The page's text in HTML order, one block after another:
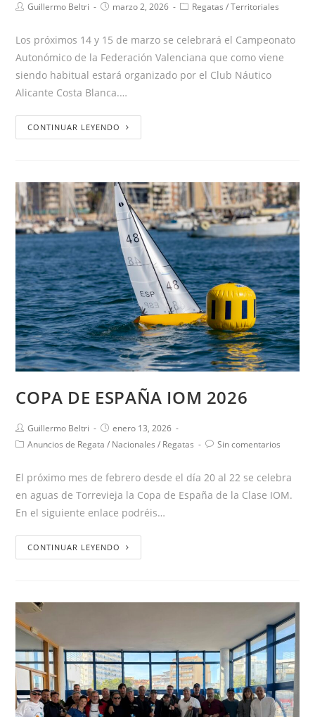
Guillermo Beltri marzo 2, 2026 Regatas / Territoriales
Los próximos 14 y 15 de marzo se celebrará el Campeonato
Autonómico de la Federación Valenciana que como viene
siendo habitual estará organizado por el Club Náutico
Alicante Costa Blanca.…
CONTINUAR LEYENDO
COPA DE ESPAÑA IOM 2026
Guillermo Beltri
enero 13, 2026
Anuncios de Regata / Nacionales / Regatas Sin comentarios
El próximo mes de febrero desde el día 20 al 22 se celebra
en aguas de Torrevieja la Copa de España de la Clase IOM.
En el siguiente enlace podréis…
CONTINUAR LEYENDO